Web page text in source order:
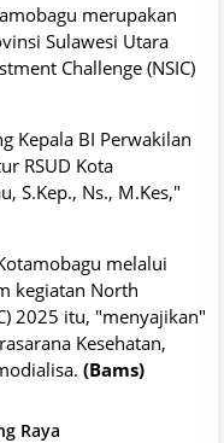
merupakan
Sulawesi Utara
Challenge (NSIC)
Kepala BI Perwakilan
RSUD Kota
S.Kep., Ns., M.Kes,"
melalui
kegiatan North
2025 itu, "menyajikan"
Kesehatan,
(Bams)
Raya